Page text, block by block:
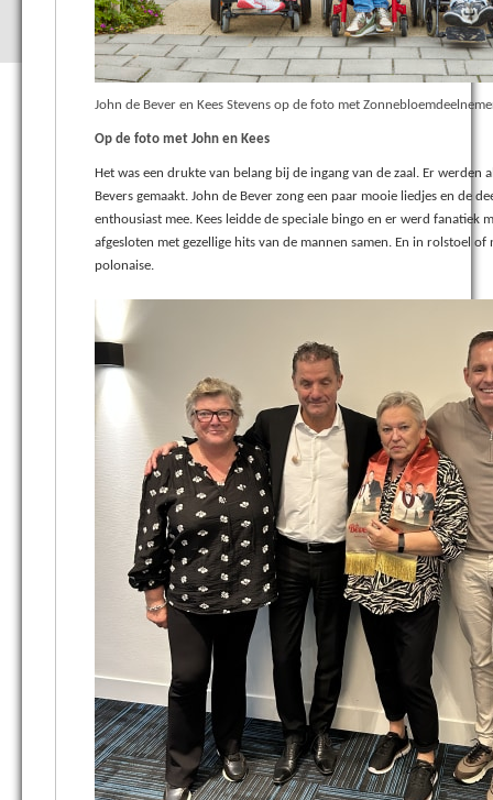
John de Bever en Kees Stevens op de foto met
Op de foto met John en Kees
Het was een drukte van belang bij de ingang van de zaal. Er werden
Bevers gemaakt. John de Bever zong een paar mooie liedjes en de
enthousiast mee. Kees leidde de speciale bingo en er werd fanatiek
afgesloten met gezellige hits van de mannen samen. En in rolstoel
polonaise.